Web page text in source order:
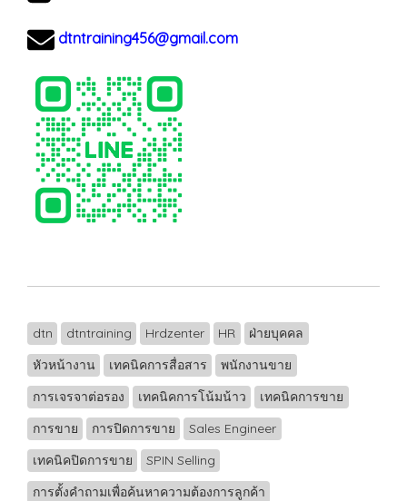
dtntraining456@gmail.com
dtn dtntraining Hrdzenter HR
ฝ่ายบุคคล
หัวหน้างาน
เทคนิคการสื่อสาร
พนักงานขาย
การเจรจาต่อรอง
เทคนิคการโน้มน้าว
เทคนิคการขาย
การขาย
การปิดการขาย
Sales Engineer
เทคนิคปิดการขาย
SPIN Selling
การตั้งคำถามเพื่อค้นหาความต้องการลูกค้า